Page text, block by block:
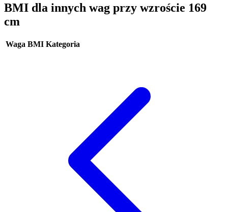
BMI dla innych wag przy wzroście 169
cm
Waga BMI Kategoria